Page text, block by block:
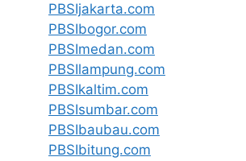
PBSIjakarta.com
PBSIbogor.com
PBSImedan.com
PBSIlampung.com
PBSIkaltim.com
PBSIsumbar.com
PBSIbaubau.com
PBSIbitung.com